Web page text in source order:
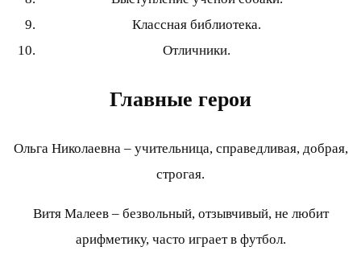
Классная библиотека.
Отличники.
Главные герои
Ольга Николаевна – учительница, справедливая, добрая,
строгая.
Витя Малеев – безвольный, отзывчивый, не любит
арифметику, часто играет в футбол.